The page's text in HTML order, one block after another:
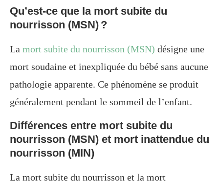
Qu’est-ce que la mort subite du
nourrisson (MSN) ?
La mort subite du nourrisson (MSN) désigne une
mort soudaine et inexpliquée du bébé sans aucune
pathologie apparente. Ce phénomène se produit
généralement pendant le sommeil de l’enfant.
Différences entre mort subite du
nourrisson (MSN) et mort inattendue du
nourrisson (MIN)
La mort subite du nourrisson et la mort